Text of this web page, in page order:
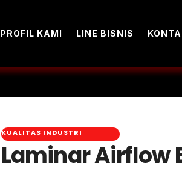
PROFIL KAMI LINE BISNIS
KUALITAS INDUSTRI
Laminar Airflow